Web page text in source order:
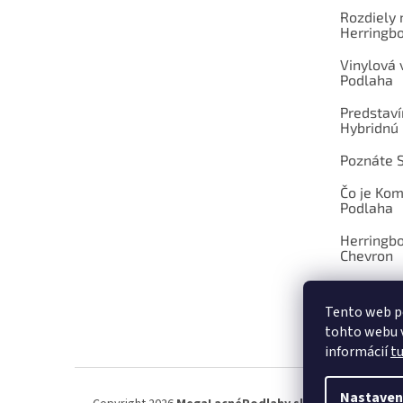
Tento web
tohto webu
informáciítu
Rozdiely
Vinylová
Podlaha
Hybridnú
Poznáte
Čo je
Podlaha
Chevron